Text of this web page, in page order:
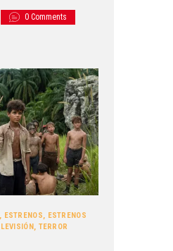
0 Comments
ESTRENOS, ESTRENOS
, TERROR